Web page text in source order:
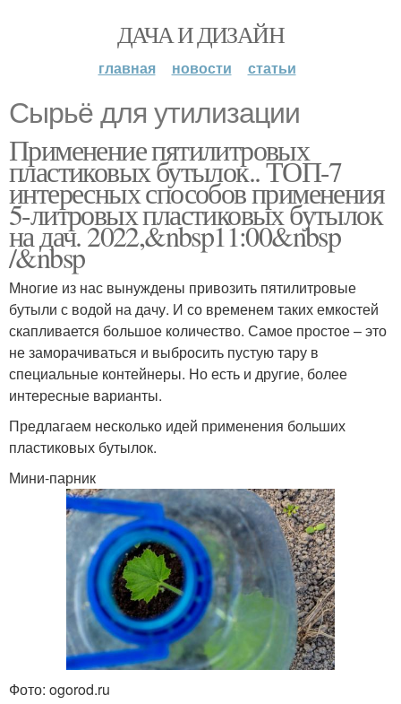
ДАЧА И ДИЗАЙН
главная новости статьи
Сырьё для утилизации
Применение пятилитровых
пластиковых бутылок.. ТОП-7
интересных способов применения
5-литровых пластиковых бутылок
на дач. 2022,&nbsp11:00&nbsp
/&nbsp
Многие из нас вынуждены привозить пятилитровые
бутыли с водой на дачу. И со временем таких емкостей
скапливается большое количество. Самое простое – это
не заморачиваться и выбросить пустую тару в
специальные контейнеры. Но есть и другие, более
интересные варианты.
Предлагаем несколько идей применения больших
пластиковых бутылок.
Мини-парник
Фото: ogorod.ru